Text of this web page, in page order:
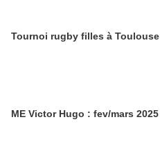
Tournoi rugby filles à Toulouse
ME Victor Hugo : fev/mars 2025